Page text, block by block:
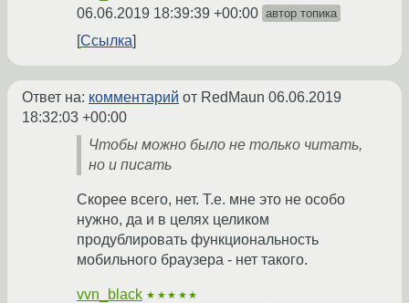
06.06.2019 18:39:39 +00:00 автор топика
Ссылка
Ответ на: комментарий от RedMaun 06.06.2019
18:32:03 +00:00
Чтобы можно было не только читать,
но и писать
Скорее всего, нет. Т.е. мне это не особо
нужно, да и в целях целиком
продублировать функциональность
мобильного браузера - нет такого.
vvn_black ★★★★★